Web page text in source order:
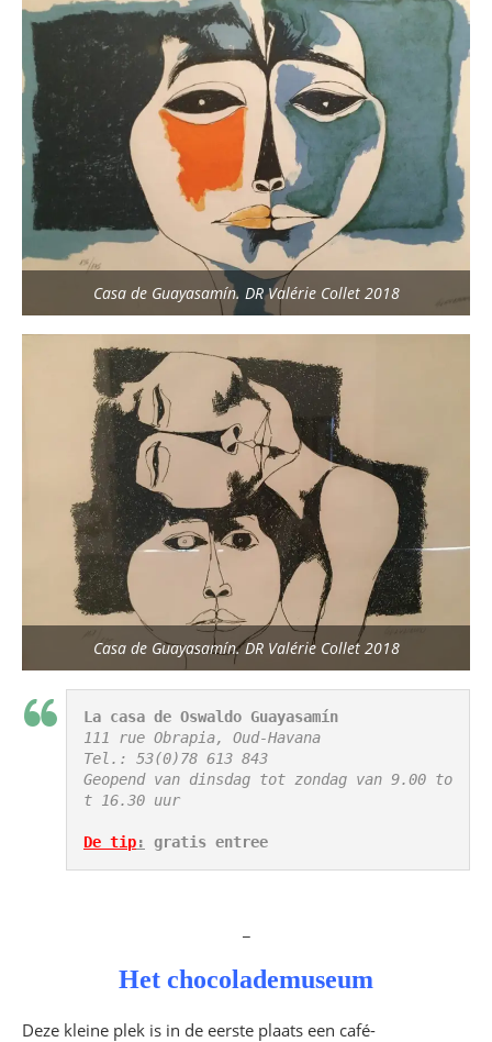
Casa de Guayasamín. DR Valérie Collet 2018
Casa de Guayasamín. DR Valérie Collet 2018
La casa de Oswaldo Guayasamín
111 rue Obrapia, Oud-Havana
Tel.: 53(0)78 613 843
Geopend van dinsdag tot zondag van 9.00 to
t 16.30 uur
De tip: gratis entree
Het chocolademuseum
Deze kleine plek is in de eerste plaats een café-